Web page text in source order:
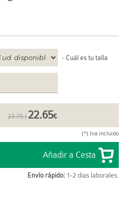
- Cuál es tu talla
23.75 |22.65€
(*) Iva incluido
Envío rápido: 1-2 días laborales.